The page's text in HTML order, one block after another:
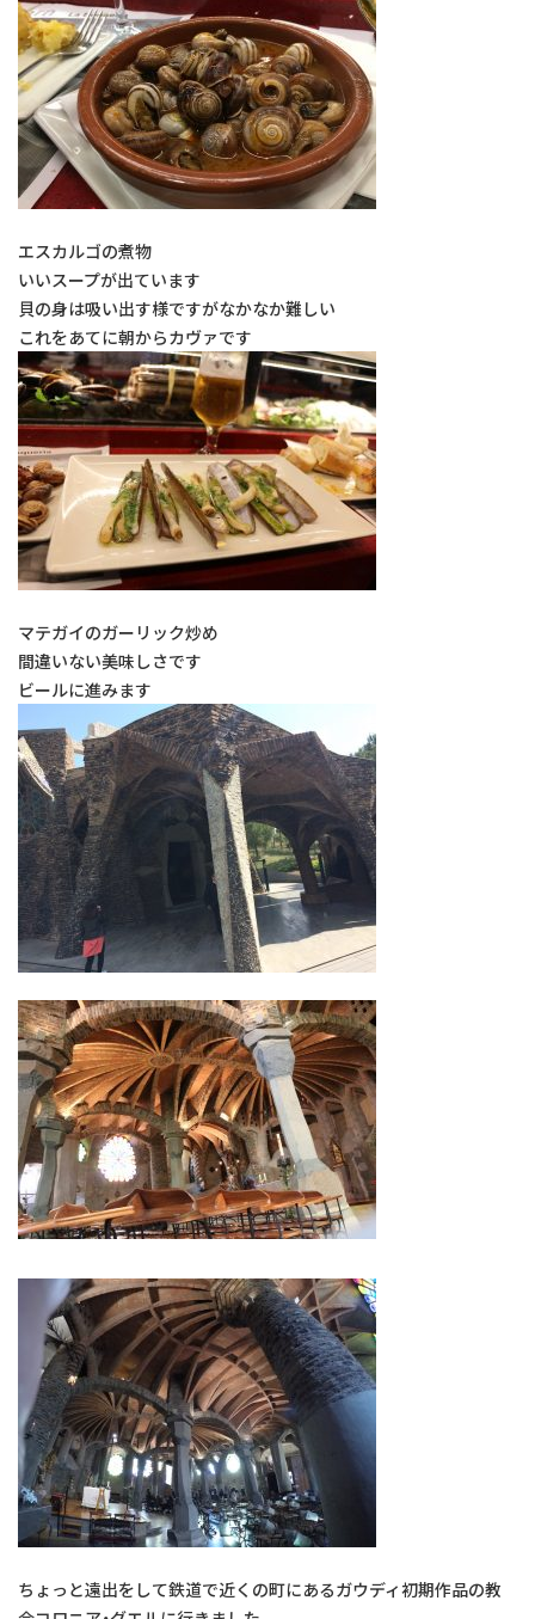
エスカルゴの煮物
いいスープが出ています
貝の身は吸い出す様ですがなかなか難しい
これをあてに朝からカヴァです
マテガイのガーリック炒め
間違いない美味しさです
ビールに進みます
ちょっと遠出をして鉄道で近くの町にあるガウディ初期作品の教